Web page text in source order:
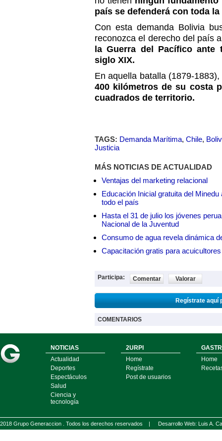
país se defenderá con toda la
Con esta demanda Bolivia
reconozca el derecho del país
la Guerra del Pacífico
siglo XIX.
En aquella batalla (1879-
400 kilómetros de su costa
cuadrados de territorio.
TAGS: Demanda Marítima, Chile,
Justicia
MÁS NOTICIAS DE ACTUALIDAD
Ventajas del marketing relacional
Educación Inicial gratuita del
todo el país
Hasta el 31 de julio los jóvenes
Nacional de la Juventud
Consumo de agua revela dinámica
Capacitación gratis para
Participa: Comentar Valorar
Regístrate aquí
COMENTARIOS
NOTICIAS
Actualidad
Deportes
Espectáculos
Salud
Ciencia y
tecnología
2URPI
Home
Regístrate
Post de usuarios
Home
2018 Grupo Generaccion . Todos los derechos reservados | Desarrollo Web: Luis